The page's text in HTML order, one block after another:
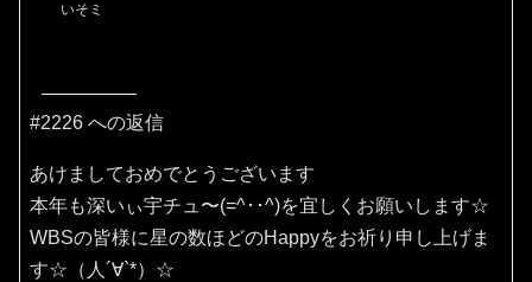
いそミ
#2226 への返信
あけましておめでとうございます
本年も深いぃ宇チュ〜(=^･･^)を宜しくお願いします☆
WBSの皆様に星の数ほどのHappyをお祈り申し上げま
す☆（人´∀`*）☆